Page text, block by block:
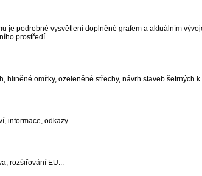
je podrobné vysvětlení doplněné grafem a aktuálním
prostředí.
omítky, ozeleněné střechy, návrh staveb šetrných
informace, odkazy...
rozšiřování EU...